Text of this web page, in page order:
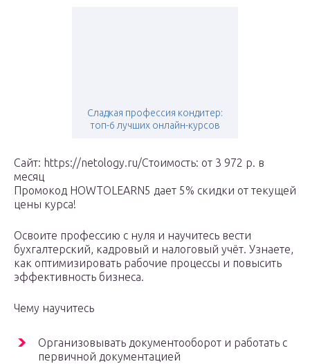
Сладкая профессия кондитер:
топ-6 лучших онлайн-курсов
Сайт: https://netology.ru/Стоимость: от 3 972 р. в
месяц
Промокод HOWTOLEARN5 дает 5% скидки от текущей
цены курса!
Освоите профессию с нуля и научитесь вести
бухгалтерский, кадровый и налоговый учёт. Узнаете,
как оптимизировать рабочие процессы и повысить
эффективность бизнеса.
Чему научитесь
Организовывать документооборот и работать с
первичной документацией